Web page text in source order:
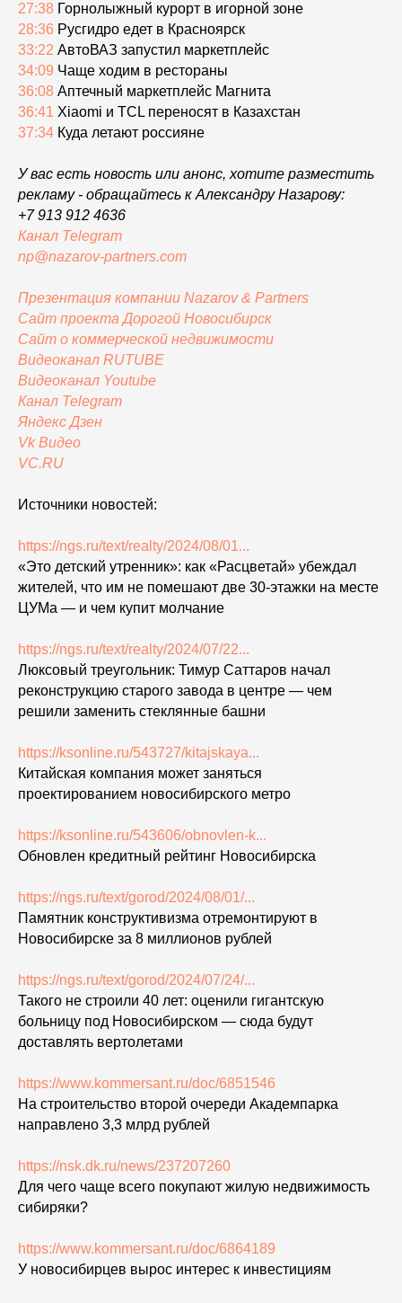
27:38 Горнолыжный курорт в игорной зоне
28:36 Русгидро едет в Красноярск
33:22 АвтоВАЗ запустил маркетплейс
34:09 Чаще ходим в рестораны
36:08 Аптечный маркетплейс Магнита
36:41 Xiaomi и TCL переносят в Казахстан
37:34 Куда летают россияне
У вас есть новость или анонс, хотите разместить
рекламу - обращайтесь к Александру Назарову:
+7 913 912 4636
Канал Telegram
np@nazarov-partners.com
Презентация компании Nazarov & Partners
Сайт проекта Дорогой Новосибирск
Сайт о коммерческой недвижимости
Видеоканал RUTUBE
Видеоканал Youtube
Канал Telegram
ЯндексДзен
Vk Видео
VC.RU
Источники новостей:
https://ngs.ru/text/realty/2024/08/01...
«Это детский утренник»: как «Расцветай» убеждал
жителей, что им не помешают две 30-этажки на месте
ЦУМа — и чем купит молчание
https://ngs.ru/text/realty/2024/07/22...
Люксовый треугольник: Тимур Саттаров начал
реконструкцию старого завода в центре — чем
решили заменить стеклянные башни
https://ksonline.ru/543727/kitajskaya...
Китайская компания может заняться
проектированием новосибирского метро
https://ksonline.ru/543606/obnovlen-k...
Обновлен кредитный рейтинг Новосибирска
https://ngs.ru/text/gorod/2024/08/01/...
Памятник конструктивизма отремонтируют в
Новосибирске за 8 миллионов рублей
https://ngs.ru/text/gorod/2024/07/24/...
Такого не строили 40 лет: оценили гигантскую
больницу под Новосибирском — сюда будут
доставлять вертолетами
https://www.kommersant.ru/doc/6851546
На строительство второй очереди Академпарка
направлено 3,3 млрд рублей
https://nsk.dk.ru/news/237207260
Для чего чаще всего покупают жилую недвижимость
сибиряки?
https://www.kommersant.ru/doc/6864189
У новосибирцев вырос интерес к инвестициям